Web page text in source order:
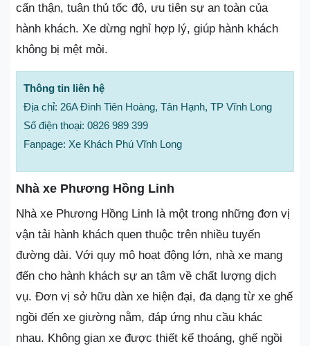
cẩn thận, tuân thủ tốc độ, ưu tiên sự an toàn của
hành khách. Xe dừng nghỉ hợp lý, giúp hành khách
không bị mệt mỏi.
Thông tin liên hệ
Địa chỉ: 26A Đinh Tiên Hoàng, Tân Hạnh, TP Vĩnh Long
Số điện thoại: 0826 989 399
Fanpage: Xe Khách Phú Vĩnh Long
Nhà xe Phương Hồng Linh
Nhà xe Phương Hồng Linh là một trong những đơn vị
vận tải hành khách quen thuộc trên nhiều tuyến
đường dài. Với quy mô hoạt động lớn, nhà xe mang
đến cho hành khách sự an tâm về chất lượng dịch
vụ. Đơn vị sở hữu dàn xe hiện đại, đa dạng từ xe ghế
ngồi đến xe giường nằm, đáp ứng nhu cầu khác
nhau. Không gian xe được thiết kế thoáng, ghế ngồi